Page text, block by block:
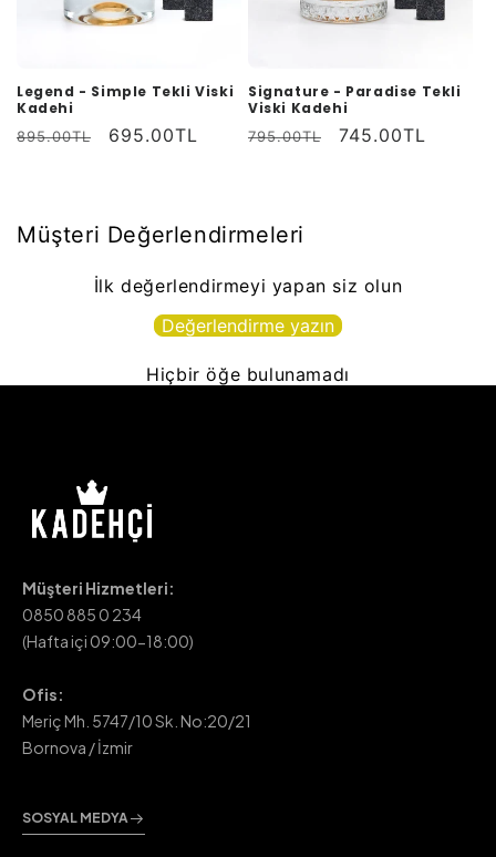
Legend - Simple Tekli Viski
Kadehi
Normal
895.00TL
İndirimli
695.00TL
Signature - Paradise Tekli
Viski Kadehi
Normal
795.00TL
İndirimli
745.00TL
Müşteri Değerlendirmeleri
İlk değerlendirmeyi yapan siz olun
Değerlendirme yazın
Hiçbir öğe bulunamadı
Müşteri Hizmetleri:
0850 885 0 234
(Hafta içi 09:00-18:00)
Ofis:
Meriç Mh. 5747/10 Sk. No:20/21
Bornova / İzmir
SOSYAL MEDYA